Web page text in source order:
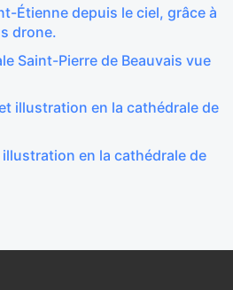
Étienne depuis le ciel, grâce à
drone.
Saint-Pierre de Beauvais vue
illustration en la cathédrale de
en la cathédrale de